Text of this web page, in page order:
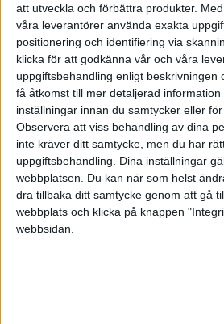
att utveckla och förbättra produkter.
våra leverantörer använda exakta
positionering och identifiering via
klicka för att godkänna vår och våra
uppgiftsbehandling enligt beskrivningen
få åtkomst till mer detaljerad
inställningar innan du samtycker eller
Observera att viss behandling av dina
inte kräver ditt samtycke, men du har
uppgiftsbehandling. Dina inställningar
webbplatsen. Du kan när som helst
dra tillbaka ditt samtycke genom att gå
webbplats och klicka på knappen
webbsidan.
FAKTA